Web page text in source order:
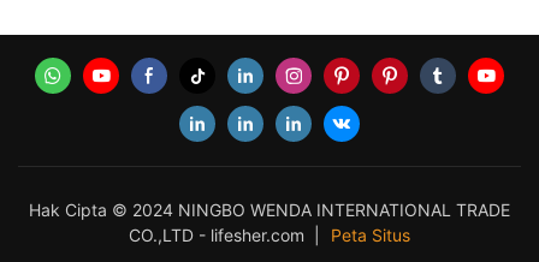
Hak Cipta © 2024 NINGBO WENDA INTERNATIONAL TRADE
CO.,LTD - lifesher.com Peta Situs